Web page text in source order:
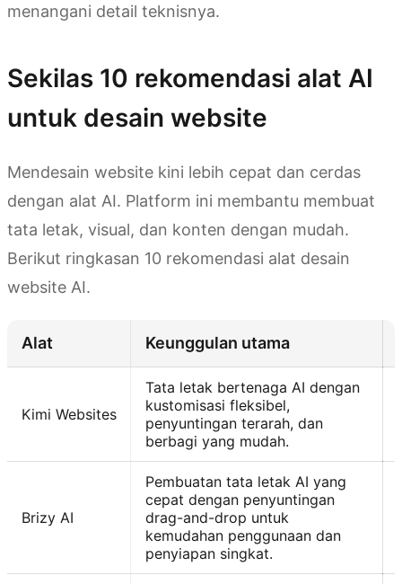
menangani detail teknisnya.
Sekilas 10 rekomendasi alat AI
untuk desain website
Mendesain website kini lebih cepat dan cerdas
dengan alat AI. Platform ini membantu membuat
tata letak, visual, dan konten dengan mudah.
Berikut ringkasan 10 rekomendasi alat desain
website AI.
Alat Keunggulan utama
Kimi Websites
Tata letak bertenaga AI dengan
kustomisasi fleksibel,
penyuntingan terarah, dan
berbagi yang mudah.
Brizy AI
Pembuatan tata letak AI yang
cepat dengan penyuntingan
drag-and-drop untuk
kemudahan penggunaan dan
penyiapan singkat.